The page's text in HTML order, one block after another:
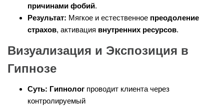
причинами фобий.
Результат: Мягкое и естественное преодоление
страхов, активация внутренних ресурсов.
Визуализация и Экспозиция в
Гипнозе
Суть: Гипнолог проводит клиента через
контролируемый